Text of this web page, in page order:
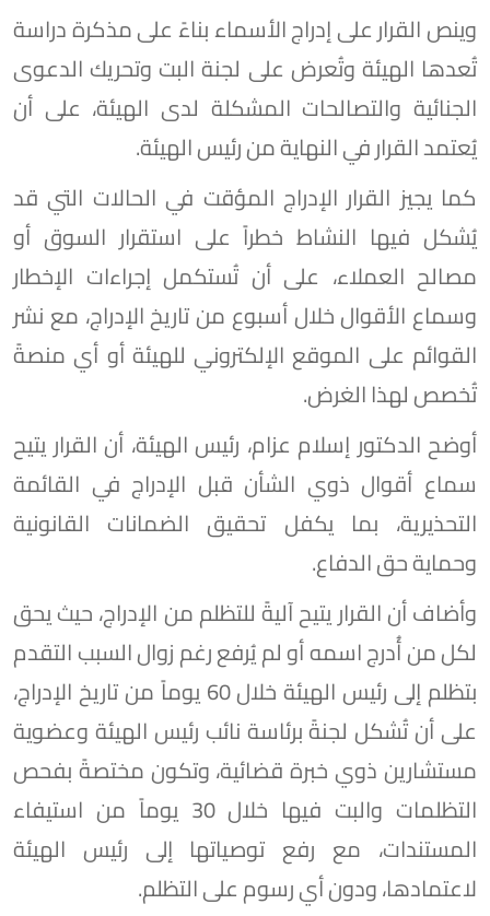
وينص القرار على إدراج الأسماء بناءً على مذكرة دراسة
تُعدها الهيئة وتُعرض على لجنة البت وتحريك الدعوى
الجنائية والتصالحات المشكلة لدى الهيئة، على أن
يُعتمد القرار في النهاية من رئيس الهيئة.
كما يجيز القرار الإدراج المؤقت في الحالات التي قد
يُشكل فيها النشاط خطراً على استقرار السوق أو
مصالح العملاء، على أن تُستكمل إجراءات الإخطار
وسماع الأقوال خلال أسبوع من تاريخ الإدراج، مع نشر
القوائم على الموقع الإلكتروني للهيئة أو أي منصةً
تُخصص لهذا الغرض.
أوضح الدكتور إسلام عزام، رئيس الهيئة، أن القرار يتيح
سماع أقوال ذوي الشأن قبل الإدراج في القائمة
التحذيرية، بما يكفل تحقيق الضمانات القانونية
وحماية حق الدفاع.
وأضاف أن القرار يتيح آليةً للتظلم من الإدراج، حيث يحق
لكل من أُدرج اسمه أو لم يُرفع رغم زوال السبب التقدم
بتظلم إلى رئيس الهيئة خلال 60 يوماً من تاريخ الإدراج،
على أن تُشكل لجنةً برئاسة نائب رئيس الهيئة وعضوية
مستشارين ذوي خبرة قضائية، وتكون مختصةً بفحص
التظلمات والبت فيها خلال 30 يوماً من استيفاء
المستندات، مع رفع توصياتها إلى رئيس الهيئة
لاعتمادها، ودون أي رسوم على التظلم.